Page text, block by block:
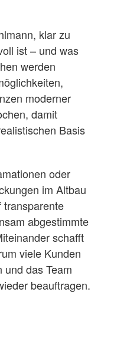
klar zu
ist – und was
werden
moderner
damit
Basis
oder
im Altbau
transparente
abgestimmte
schafft
viele Kunden
und das Team
beauftragen.​